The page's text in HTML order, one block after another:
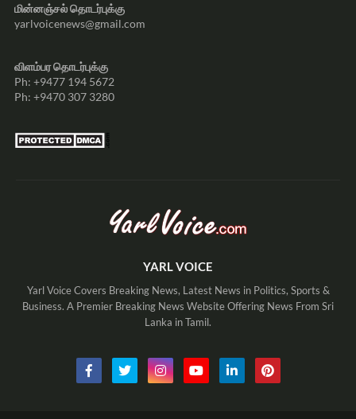
மின்னஞ்சல் தொடர்புக்கு
yarlvoicenews@gmail.com
விளம்பர தொடர்புக்கு
Ph: +9477 194 5672
Ph: +9470 307 3280
YARL VOICE
Yarl Voice Covers Breaking News, Latest News in Politics, Sports &
Business. A Premier Breaking News Website Offering News From Sri
Lanka in Tamil.